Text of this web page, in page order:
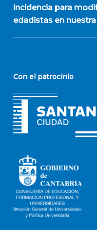
incidencia para
edadistas en
Con el patrocinio